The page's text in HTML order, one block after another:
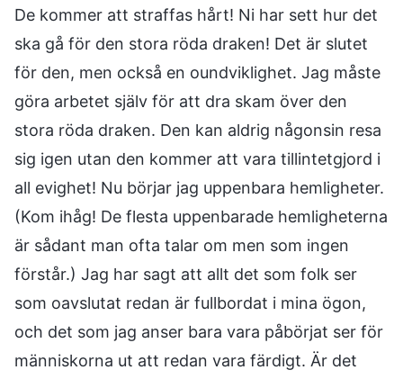
De kommer att straffas hårt! Ni har sett hur det
ska gå för den stora röda draken! Det är slutet
för den, men också en oundviklighet. Jag måste
göra arbetet själv för att dra skam över den
stora röda draken. Den kan aldrig någonsin resa
sig igen utan den kommer att vara tillintetgjord i
all evighet! Nu börjar jag uppenbara hemligheter.
(Kom ihåg! De flesta uppenbarade hemligheterna
är sådant man ofta talar om men som ingen
förstår.) Jag har sagt att allt det som folk ser
som oavslutat redan är fullbordat i mina ögon,
och det som jag anser bara vara påbörjat ser för
människorna ut att redan vara färdigt. Är det